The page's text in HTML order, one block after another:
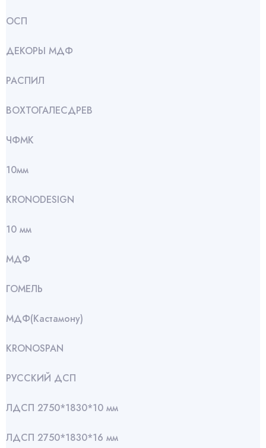
ОСП
ДЕКОРЫ МДФ
РАСПИЛ
ВОХТОГАЛЕСДРЕВ
ЧФМК
10мм
KRONODESIGN
10 мм
МДФ
ГОМЕЛЬ
МДФ(Кастамону)
KRONOSPAN
РУССКИЙ ДСП
ЛДСП 2750*1830*10 мм
ЛДСП 2750*1830*16 мм